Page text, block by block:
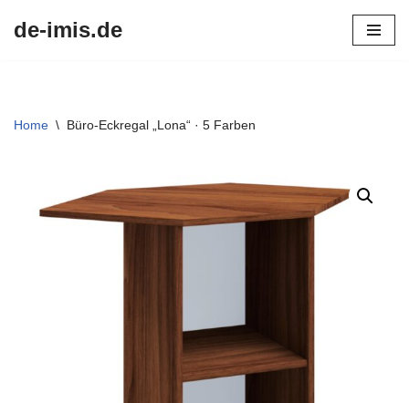
de-imis.de
Home \ Büro-Eckregal „Lona“ · 5 Farben